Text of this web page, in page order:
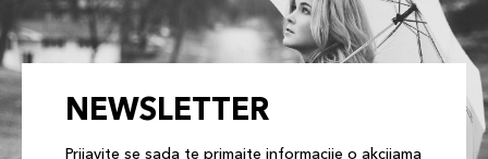
NEWSLETTER
Prijavite se sada te primajte informacije o akcijama